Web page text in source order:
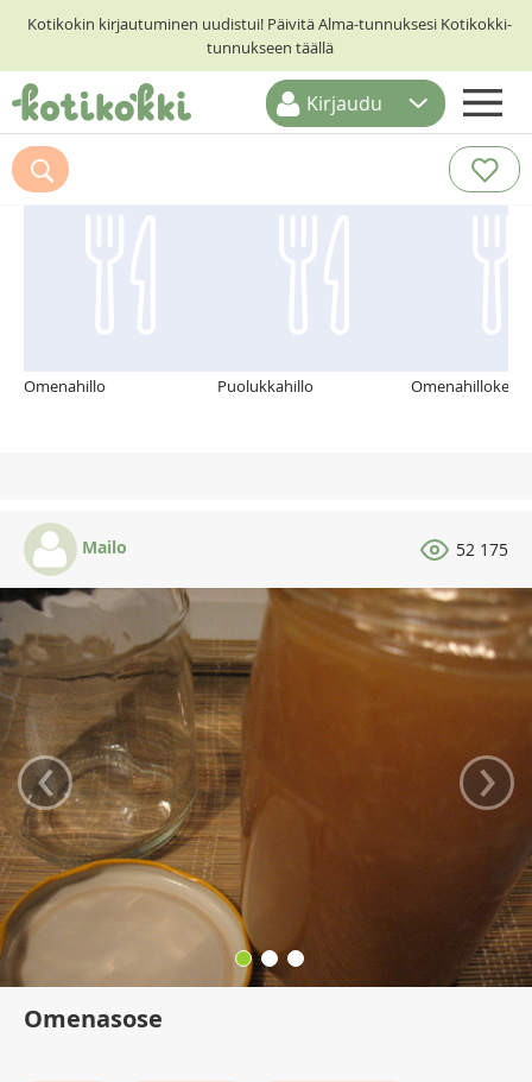
Kotikokin kirjautuminen uudistui! Päivitä Alma-tunnuksesi Kotikokki-
tunnukseen täällä
ETUSIVU
RESEPTIHAKU
Kirjaudu
Suosittelemme myös
Omenahillo Puolukkahillo Omenahilloke
Mailo 52 175
‹ ›
Omenasose